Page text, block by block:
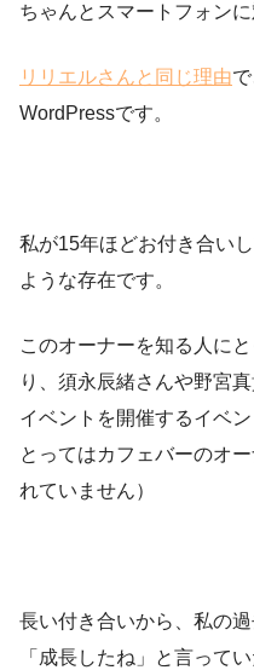
ちゃんとスマートフォン
リリエルさんと同じ理由
WordPressです。
私が15年ほどお付き合い
ような存在です。
このオーナーを知る人に
り、須永辰緒さんや野宮
イベントを開催するイベ
とってはカフェバーのオ
れていません）
長い付き合いから、私の
「成長したね」と言ってい